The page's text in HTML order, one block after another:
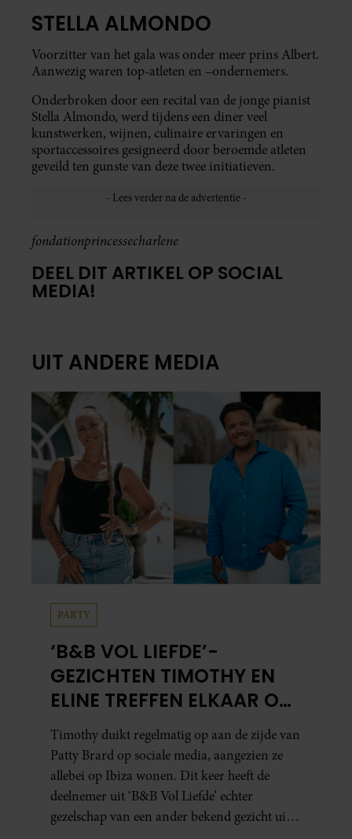
STELLA ALMONDO
Voorzitter van het gala was onder meer prins Albert.
Aanwezig waren top-atleten en –ondernemers.
Onderbroken door een recital van de jonge pianist
Stella Almondo, werd tijdens een diner veel
kunstwerken, wijnen, culinaire ervaringen en
sportaccessoires gesigneerd door beroemde atleten
geveild ten gunste van deze twee initiatieven.
fondationprincessecharlene
DEEL DIT ARTIKEL OP SOCIAL
MEDIA!
UIT ANDERE MEDIA
PARTY
‘B&B VOL LIEFDE’-
GEZICHTEN TIMOTHY EN
ELINE TREFFEN ELKAAR OP
IBIZA
Timothy duikt regelmatig op aan de zijde van
Patty Brard op sociale media, aangezien ze
allebei op Ibiza wonen. Dit keer heeft de
deelnemer uit ‘B&B Vol Liefde’ echter
gezelschap van een ander bekend gezicht uit